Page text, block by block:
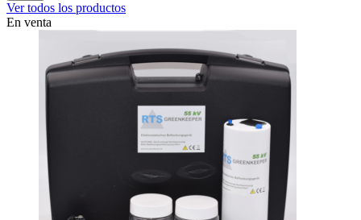
Ver todos los productos
En venta